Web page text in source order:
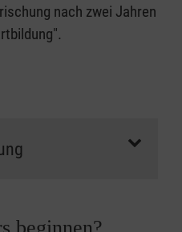
nach zwei Jahren